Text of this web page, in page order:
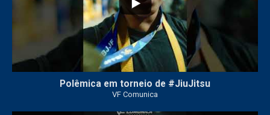
Polêmica em torneio de #JiuJitsu
VF Comunica